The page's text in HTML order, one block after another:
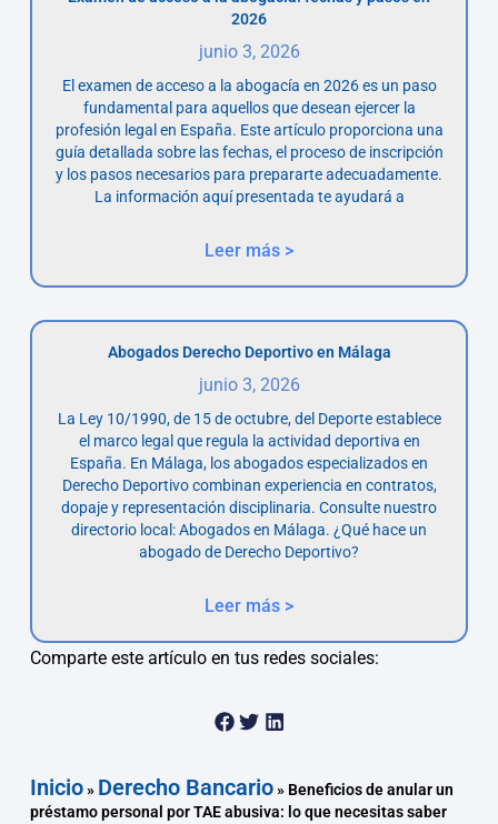
2026
junio 3, 2026
El examen de acceso a la abogacía en 2026 es un paso
fundamental para aquellos que desean ejercer la
profesión legal en España. Este artículo proporciona una
guía detallada sobre las fechas, el proceso de inscripción
y los pasos necesarios para prepararte adecuadamente.
La información aquí presentada te ayudará a
Leer más >
Abogados Derecho Deportivo en Málaga
junio 3, 2026
La Ley 10/1990, de 15 de octubre, del Deporte establece
el marco legal que regula la actividad deportiva en
España. En Málaga, los abogados especializados en
Derecho Deportivo combinan experiencia en contratos,
dopaje y representación disciplinaria. Consulte nuestro
directorio local: Abogados en Málaga. ¿Qué hace un
abogado de Derecho Deportivo?
Leer más >
Comparte este artículo en tus redes sociales:
Inicio» Derecho Bancario» Beneficios de anular un
préstamo personal por TAE abusiva: lo que necesitas saber